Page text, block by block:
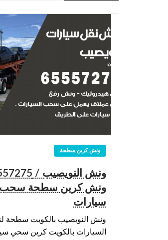
ونش كرين سطحة
ونش كرين سطحة سحب
سيارات
ونش النويصيب بالكويت سطحة
السيارات بالكويت كرين سحي